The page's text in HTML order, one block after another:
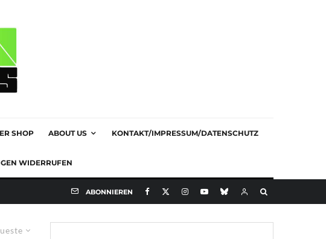
SHOP ABOUT US KONTAKT/IMPRESSUM/DATENSCHUTZ
WIDERRUFEN
ABONNIEREN